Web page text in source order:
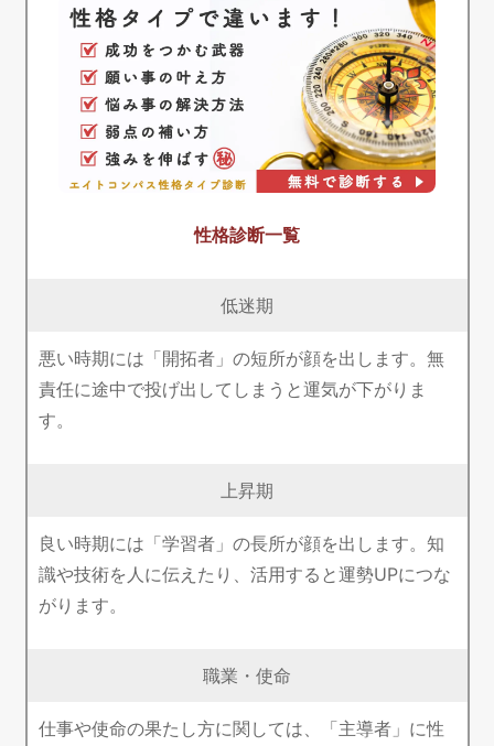
性格診断一覧
低迷期
悪い時期には「開拓者」の短所が顔を出します。無
責任に途中で投げ出してしまうと運気が下がりま
す。
上昇期
良い時期には「学習者」の長所が顔を出します。知
識や技術を人に伝えたり、活用すると運勢UPにつな
がります。
職業・使命
仕事や使命の果たし方に関しては、「主導者」に性